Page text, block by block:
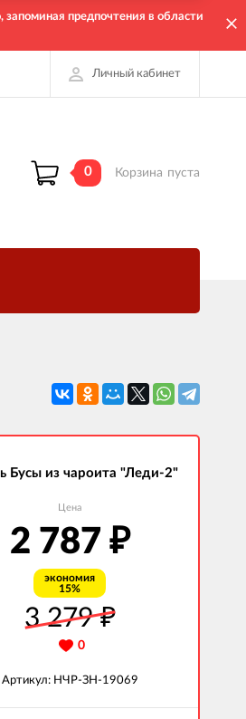
предпочтения в области
Личный кабинет
0 Корзина пуста
Бусы из чароита "Леди-2"
Цена
2 787 ₽
экономия
15%
3 279₽
0
Артикул: НЧР-ЗН-19069